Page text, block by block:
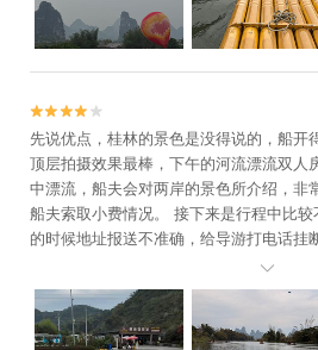


先说优点，桂林的景色是没得说的，船开
顶层拍摄效果最棒，下午的河流漂流双人
中漂流，船夫会对两岸的景色所介绍，非
船夫索取小费情况。 接下来是行程中比
的时候地址报送不准确，给导游打电话挂
且不提，明明是可以在兴平古镇停车，供
餐，给我们拉一个前不着村后不着店的地
没有提前准备午餐的话，还得饿着肚子玩
我们就自备了午餐。第三景点上说的是人
